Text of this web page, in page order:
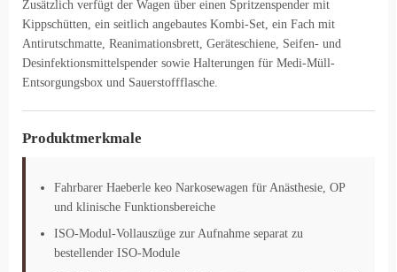
Zusätzlich verfügt der Wagen über einen Spritzenspender mit
Kippschütten, ein seitlich angebautes Kombi-Set, ein Fach mit
Antirutschmatte, Reanimationsbrett, Geräteschiene, Seifen- und
Desinfektionsmittelspender sowie Halterungen für Medi-Müll-
Entsorgungsbox und Sauerstoffflasche.
Produktmerkmale
Fahrbarer Haeberle keo Narkosewagen für Anästhesie, OP
und klinische Funktionsbereiche
ISO-Modul-Vollauszüge zur Aufnahme separat zu
bestellender ISO-Module